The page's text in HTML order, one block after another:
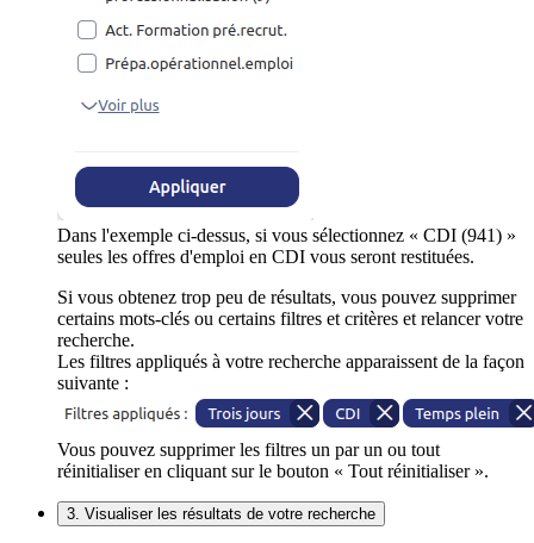
Dans l'exemple ci-dessus, si vous sélectionnez « CDI (941) »
seules les offres d'emploi en CDI vous seront restituées.
Si vous obtenez trop peu de résultats, vous pouvez supprimer
certains mots-clés ou certains filtres et critères et relancer votre
recherche.
Les filtres appliqués à votre recherche apparaissent de la façon
suivante :
Vous pouvez supprimer les filtres un par un ou tout
réinitialiser en cliquant sur le bouton « Tout réinitialiser ».
3. Visualiser les résultats de votre recherche